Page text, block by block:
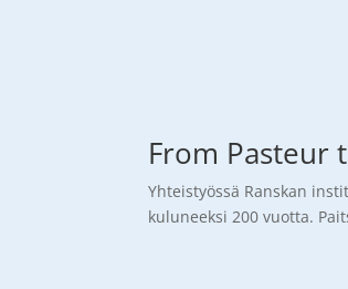
From Pasteur
Yhteistyössä Ranskan
kuluneeksi 200 vuotta.